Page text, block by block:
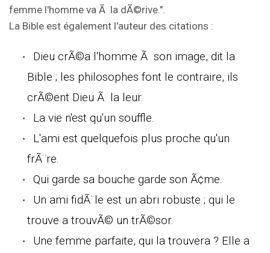
femme l'homme va Ã la dÃ©rive.".
La Bible est également l'auteur des citations :
Dieu crÃ©a l'homme Ã son image, dit la
Bible ; les philosophes font le contraire, ils
crÃ©ent Dieu Ã la leur.
La vie n'est qu'un souffle.
L'ami est quelquefois plus proche qu'un
frÃ¨re.
Qui garde sa bouche garde son Ã¢me.
Un ami fidÃ¨le est un abri robuste ; qui le
trouve a trouvÃ© un trÃ©sor.
Une femme parfaite, qui la trouvera ? Elle a